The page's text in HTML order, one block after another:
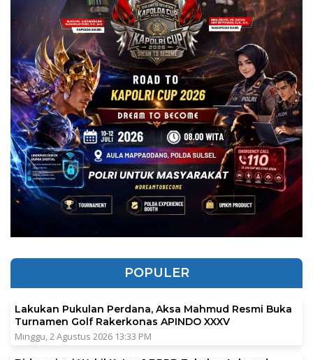
POPULER
Lakukan Pukulan Perdana, Aksa Mahmud Resmi Buka
Turnamen Golf Rakerkonas APINDO XXXV
Minggu, 2 Agustus 2026 13:33 PM